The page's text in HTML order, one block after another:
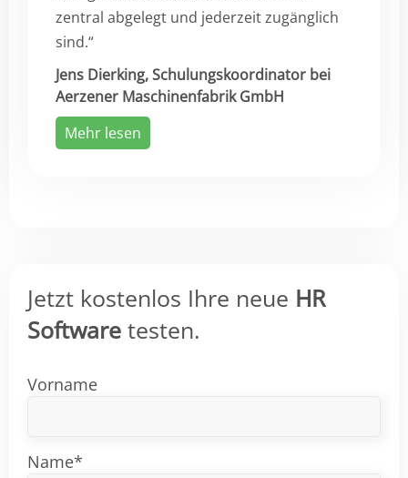
zentral abgelegt und jederzeit zugänglich
sind.“
Jens Dierking, Schulungskoordinator bei
Aerzener Maschinenfabrik GmbH
Mehr lesen
Jetzt kostenlos Ihre neue HR
Software testen.
Vorname
Name*